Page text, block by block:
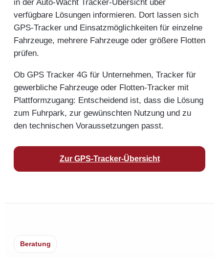
in der Auto-Wacht Tracker-Übersicht über
verfügbare Lösungen informieren. Dort lassen sich
GPS-Tracker und Einsatzmöglichkeiten für einzelne
Fahrzeuge, mehrere Fahrzeuge oder größere Flotten
prüfen.
Ob GPS Tracker 4G für Unternehmen, Tracker für
gewerbliche Fahrzeuge oder Flotten-Tracker mit
Plattformzugang: Entscheidend ist, dass die Lösung
zum Fuhrpark, zur gewünschten Nutzung und zu
den technischen Voraussetzungen passt.
Zur GPS-Tracker-Übersicht
Beratung